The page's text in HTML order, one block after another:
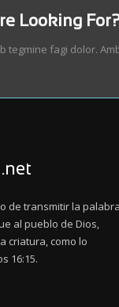
Looking
tegmine fagi dolor.
de transmitir la palabra
al pueblo de Dios,
criatura, como lo
16:15.